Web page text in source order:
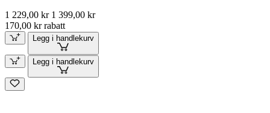
1 229,00 kr 1 399,00 kr
170,00 kr rabatt
Legg i handlekurv
Legg i handlekurv